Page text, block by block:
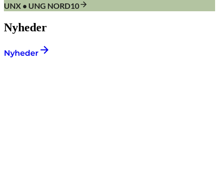
UNX • UNG NORD10
Nyheder
Nyheder